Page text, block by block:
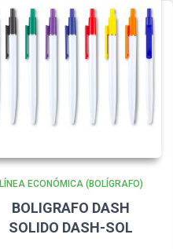
LÍNEA ECONÓMICA (BOLÍGRAFO)
BOLIGRAFO DASH
SOLIDO DASH-SOL